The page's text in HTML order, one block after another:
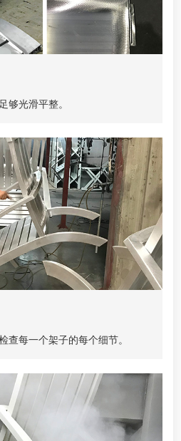
够光滑平整。
查每一个架子的每个细节。